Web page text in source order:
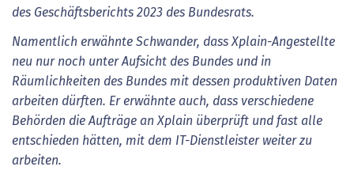
des Geschäftsberichts 2023 des Bundesrats.
Namentlich erwähnte Schwander, dass Xplain-Angestellte
neu nur noch unter Aufsicht des Bundes und in
Räumlichkeiten des Bundes mit dessen produktiven Daten
arbeiten dürften. Er erwähnte auch, dass verschiedene
Behörden die Aufträge an Xplain überprüft und fast alle
entschieden hätten, mit dem IT-Dienstleister weiter zu
arbeiten.